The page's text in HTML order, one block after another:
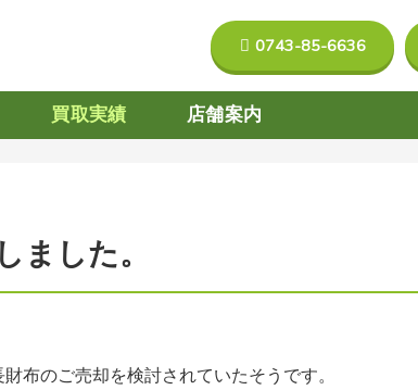
0743-85-6636
買取実績 店舗案内
ました。
布のご売却を検討されていたそうです。